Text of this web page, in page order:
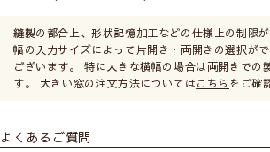
どちらも気に入ってます
縫製の都合上、形状記憶加工などの仕様上の制限
幅の入力サイズによって片開き・両開きの選択が
ございます。 特に大きな横幅の場合は両開きでの
す。 大きい窓の注文方法についてはこちら をご確
よくあるご質問